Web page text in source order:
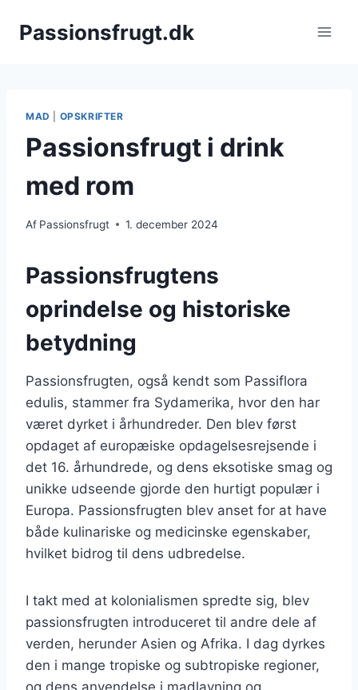
Passionsfrugt.dk
MAD OPSKRIFTER
Passionsfrugt i drink
med rom
Af Passionsfrugt 1. december 2024
Passionsfrugtens
oprindelse og historiske
betydning
Passionsfrugten, også kendt som Passiflora
edulis, stammer fra Sydamerika, hvor den har
været dyrket i århundreder. Den blev først
opdaget af europæiske opdagelsesrejsende i
det 16. århundrede, og dens eksotiske smag og
unikke udseende gjorde den hurtigt populær i
Europa. Passionsfrugten blev anset for at have
både kulinariske og medicinske egenskaber,
hvilket bidrog til dens udbredelse.
I takt med at kolonialismen spredte sig, blev
passionsfrugten introduceret til andre dele af
verden, herunder Asien og Afrika. I dag dyrkes
den i mange tropiske og subtropiske regioner,
og dens anvendelse i madlavning og